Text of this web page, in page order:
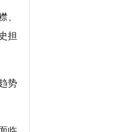
、
担
势